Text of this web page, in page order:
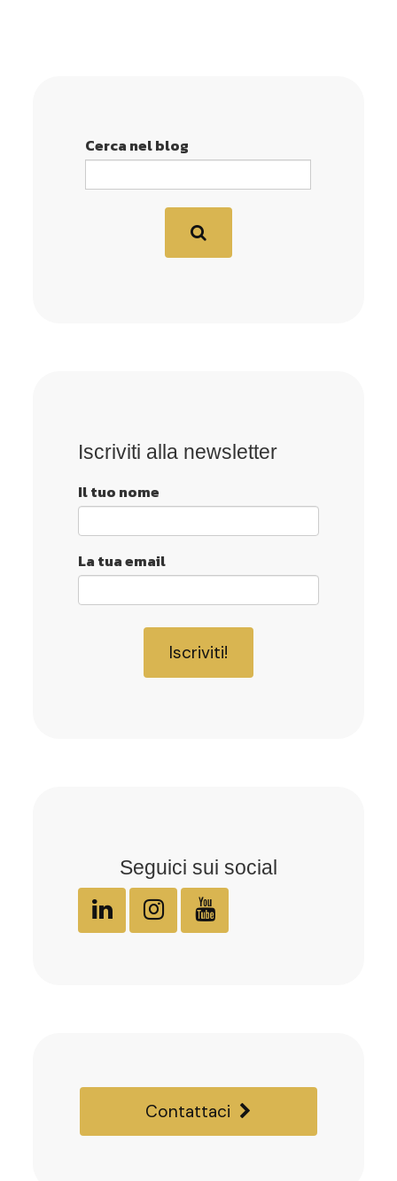
Cerca nel blog
Iscriviti alla newsletter
Il tuo nome
La tua email
Iscriviti!
Seguici sui social
Contattaci